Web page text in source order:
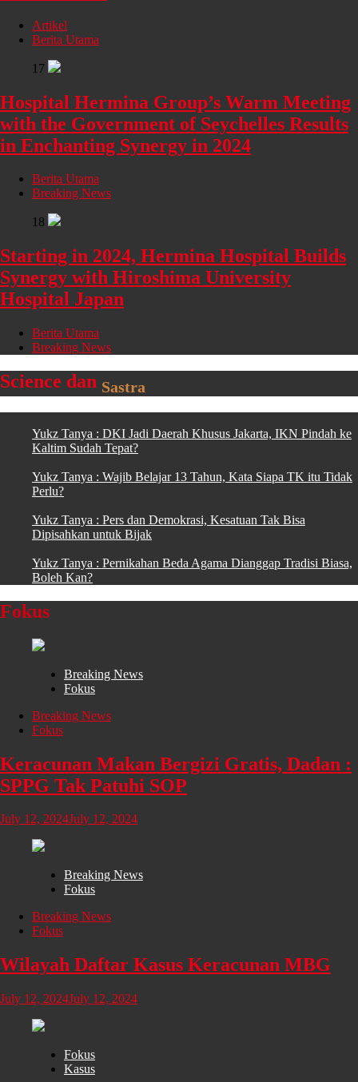
Artikel
Berita Utama
17
Hospital Hermina Group’s Warm Meeting
with the Government of Seychelles Results
in Enchanting Synergy in 2024
Berita Utama
Breaking News
18
Starting in 2024, Hermina Hospital Builds
Synergy with Hiroshima University
Hospital Japan
Berita Utama
Breaking News
Science dan Sastra
Yukz Tanya : DKI Jadi Daerah Khusus Jakarta, IKN Pindah ke
Kaltim Sudah Tepat?
Yukz Tanya : Wajib Belajar 13 Tahun, Kata Siapa TK itu Tidak
Perlu?
Yukz Tanya : Pers dan Demokrasi, Kesatuan Tak Bisa
Dipisahkan untuk Bijak
Yukz Tanya : Pernikahan Beda Agama Dianggap Tradisi Biasa,
Boleh Kan?
Fokus
Breaking News
Fokus
Breaking News
Fokus
Keracunan Makan Bergizi Gratis, Dadan :
SPPG Tak Patuhi SOP
July 12, 2024July 12, 2024
Breaking News
Fokus
Breaking News
Fokus
Wilayah Daftar Kasus Keracunan MBG
July 12, 2024July 12, 2024
Fokus
Kasus